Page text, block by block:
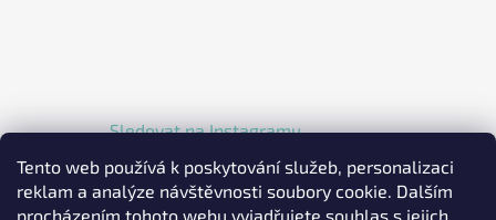
Tento web používá k poskytování služeb, personalizaci
reklam a analýze návštěvnosti soubory cookie. Dalším
procházením tohoto webu vyjadřujete souhlas s jejich
Sledovat na Instagramu